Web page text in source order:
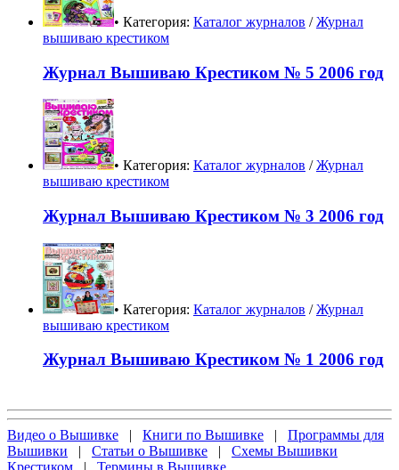
• Категория: Каталог журналов /Журнал
вышиваю крестиком
Журнал Вышиваю Крестиком № 5 2006 год
• Категория: Каталог журналов /Журнал
вышиваю крестиком
Журнал Вышиваю Крестиком № 3 2006 год
• Категория: Каталог журналов /Журнал
вышиваю крестиком
Журнал Вышиваю Крестиком № 1 2006 год
Видео о Вышивке | Книги по Вышивке | Программы для
Вышивки | Статьи о Вышивке | Схемы Вышивки